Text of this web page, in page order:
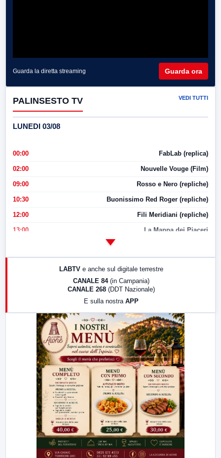
Guarda la diretta streaming Guarda ora
PALINSESTO TV VEDI TUTTI
LUNEDI 03/08
00:00 FabLab (replica)
02:00 Nouvelle Vouge (Film)
09:00 Rosso e Nero (repliche)
10:30 Buonissimo Red Roger (repliche)
12:00 Fili Meridiani (repliche)
13:00 La Mappa dei Piaceri
LabNews (replica)
LABTV e anche sul digitale terrestre
CANALE 84 (in Campania)
CANALE 268 (DDT Nazionale)
E sulla nostra APP